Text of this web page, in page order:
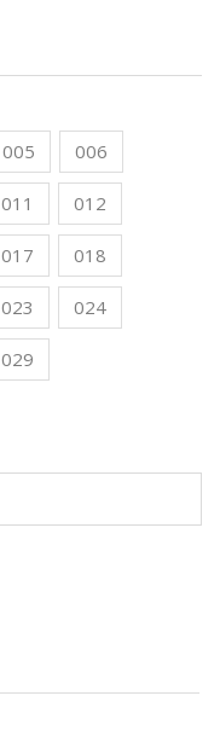
005 006
011 012
017 018
023 024
029